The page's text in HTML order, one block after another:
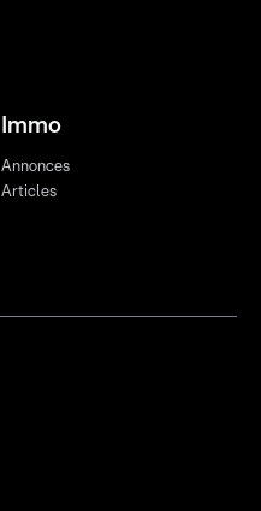
Immo
Annonces
Articles